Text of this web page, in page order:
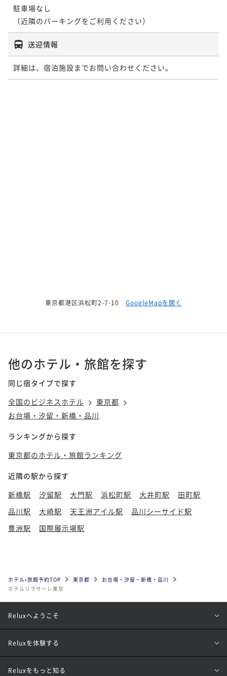
駐車場なし
（近隣のパーキングをご利用ください）
送迎情報
詳細は、宿泊施設までお問い合わせください。
東京都港区浜松町2-7-10 GoogleMapを開く
他のホテル・旅館を探す
同じ宿タイプで探す
全国のビジネスホテル
東京都
お台場・汐留・新橋・品川
ランキングから探す
東京都のホテル・旅館ランキング
近隣の駅から探す
新橋駅
汐留駅 大門駅 浜松町駅 大井町駅
田町駅
品川駅
大崎駅 天王洲アイル駅
品川シーサイド駅
豊洲駅
国際展示場駅
ホテル•旅館予約TOP 東京都
お台場・汐留・新橋・品川
ホテルリラサーレ東京
Reluxへようこそ
Reluxを体験する
Reluxをもっと知る